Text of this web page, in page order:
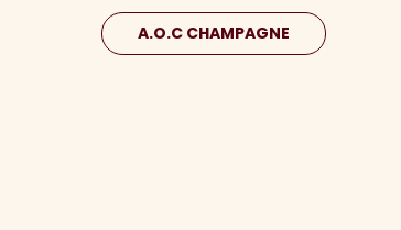
A.O.C CHAMPAGNE